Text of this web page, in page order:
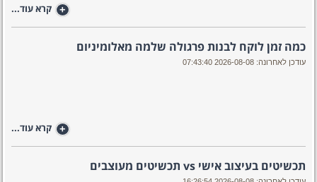
+ קרא עוד...
כמה זמן לוקח לבנות פרגולה שלמה מאלומיניום
עודכן לאחרונה: 2026-08-08 07:43:40
+ קרא עוד...
תכשיטים בעיצוב אישי vs תכשיטים מעוצבים